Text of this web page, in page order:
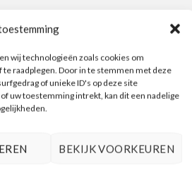
wij technologieën zoals cookies om
raadplegen. Door in te stemmen met deze
of unieke ID's op deze site
uw toestemming intrekt, kan dit een nadelige
BEKIJK VOORKEUREN